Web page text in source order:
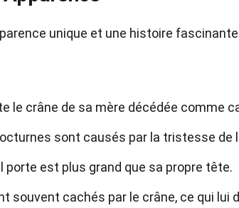
unique et une histoire
le crâne de sa mère décédée comme
sont causés par la tristesse de
porte est plus grand que sa propre tête.
souvent cachés par le crâne, ce qui lui